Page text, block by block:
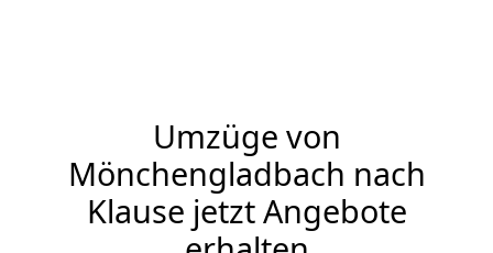
Umzüge von
Mönchengladbach nach
Klause jetzt Angebote